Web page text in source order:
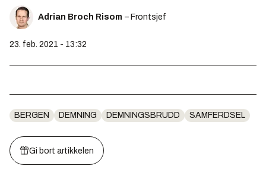
Adrian Broch Risom – Frontsjef
23. feb. 2021 - 13:32
BERGEN DEMNING DEMNINGSBRUDD SAMFERDSEL
Gi bort artikkelen